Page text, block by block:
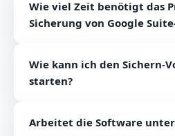
Wie viel Zeit benötigt das
Sicherung von Google
Größe der Datenbank und der
ab. Im Allgemeinen dauert die
Wie kann ich den Sichern-
starten?
Sicherungsvorgang neu
Arbeitet die Software unter